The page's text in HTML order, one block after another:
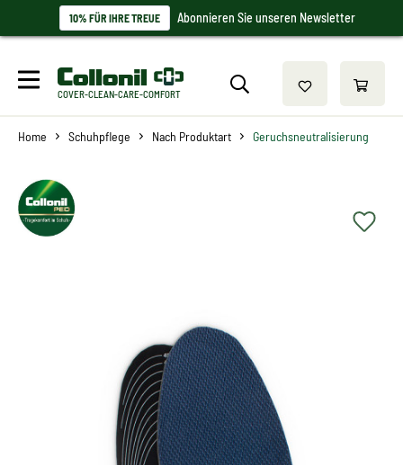
10% FÜR IHRE TREUE Abonnieren Sie unseren Newsletter
COVER-CLEAN-CARE-COMFORT
Home Schuhpflege Nach Produktart Geruchsneutralisierung